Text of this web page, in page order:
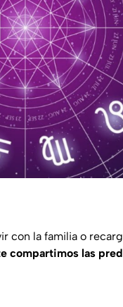
con la familia o
compartimos las